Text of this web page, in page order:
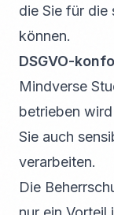
die Sie für die
können.
DSGVO-
Mindverse
betrieben
Sie auch
verarbeiten.
Die